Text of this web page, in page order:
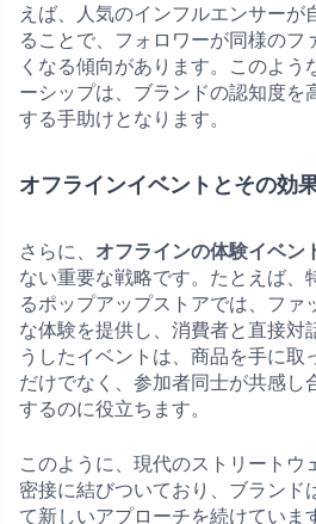
えば、人気のインフルエンサーが
ることで、フォロワーが同様のフ
くなる傾向があります。このよう
ーシップは、ブランドの認知度を
する手助けとなります。
オフラインイベントとその効
さらに、 オフラインの体験イベン
ない重要な戦略です。たとえば、
るポップアップストアでは、ファ
な体験を提供し、消費者と直接対
うしたイベントは、商品を手に取
だけでなく、参加者同士が共感し
するのに役立ちます。
このように、現代のストリートウ
密接に結びついており、ブランド
て新しいアプローチを続けていま